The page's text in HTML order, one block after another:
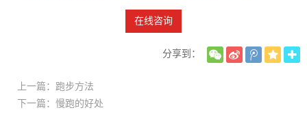
在线咨询
分享到：
上一篇：跑步方法
下一篇：慢跑的好处